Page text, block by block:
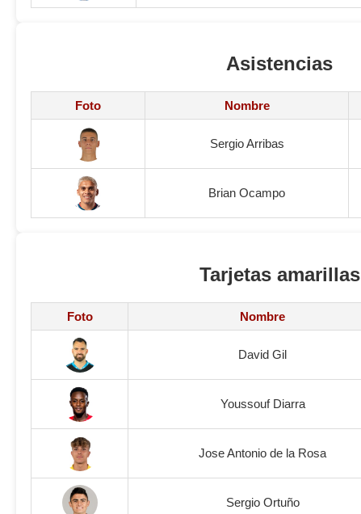
Asistencias
Foto Nombre
Sergio Arribas
Brian Ocampo
Tarjetas amarillas
Foto Nombre
David Gil
Youssouf Diarra
Jose Antonio de la Rosa
Sergio Ortuño